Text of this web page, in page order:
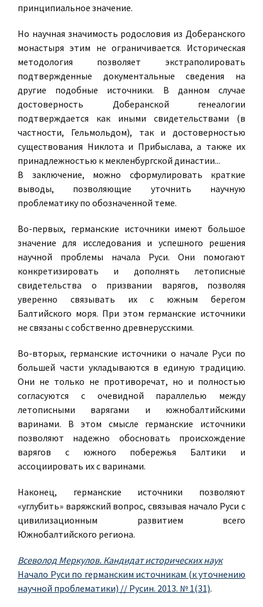
принципиальное значение.
Но научная значимость родословия из Доберанского
монастыря этим не ограничивается. Историческая
методология позволяет экстраполировать
подтвержденные документальные сведения на
другие подобные источники. В данном случае
достоверность Доберанской генеалогии
подтверждается как иными свидетельствами (в
частности, Гельмольдом), так и достоверностью
существования Никлота и Прибыслава, а также их
принадлежностью к мекленбургской династии...
В заключение, можно сформулировать краткие
выводы, позволяющие уточнить научную
проблематику по обозначенной теме.
Во-первых, германские источники имеют большое
значение для исследования и успешного решения
научной проблемы начала Руси. Они помогают
конкретизировать и дополнять летописные
свидетельства о призвании варягов, позволяя
уверенно связывать их с южным берегом
Балтийского моря. При этом германские источники
не связаны с собственно древнерусскими.
Во-вторых, германские источники о начале Руси по
большей части укладываются в единую традицию.
Они не только не противоречат, но и полностью
согласуются с очевидной параллелью между
летописными варягами и южнобалтийскими
варинами. В этом смысле германские источники
позволяют надежно обосновать происхождение
варягов с южного побережья Балтики и
ассоциировать их с варинами.
Наконец, германские источники позволяют
«углубить» варяжский вопрос, связывая начало Руси с
цивилизационным развитием всего
Южнобалтийского региона.
Всеволод Меркулов. Кандидат исторических наук
Начало Руси по германским источникам (к уточнению
научной проблематики) // Русин. 2013. № 1(31).